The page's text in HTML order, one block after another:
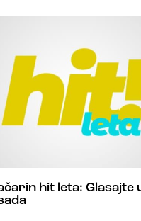
hit leta: Glasajte